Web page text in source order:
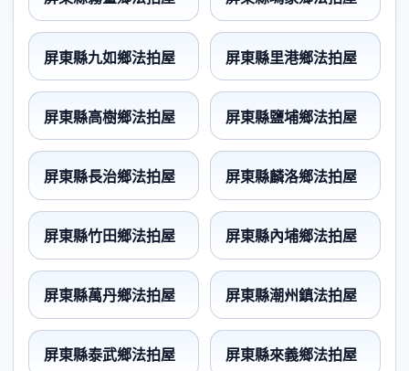
屏東縣九如鄉法拍屋 屏東縣里港鄉法拍屋
屏東縣高樹鄉法拍屋 屏東縣鹽埔鄉法拍屋
屏東縣長治鄉法拍屋 屏東縣麟洛鄉法拍屋
屏東縣竹田鄉法拍屋 屏東縣內埔鄉法拍屋
屏東縣萬丹鄉法拍屋 屏東縣潮州鎮法拍屋
屏東縣泰武鄉法拍屋 屏東縣來義鄉法拍屋